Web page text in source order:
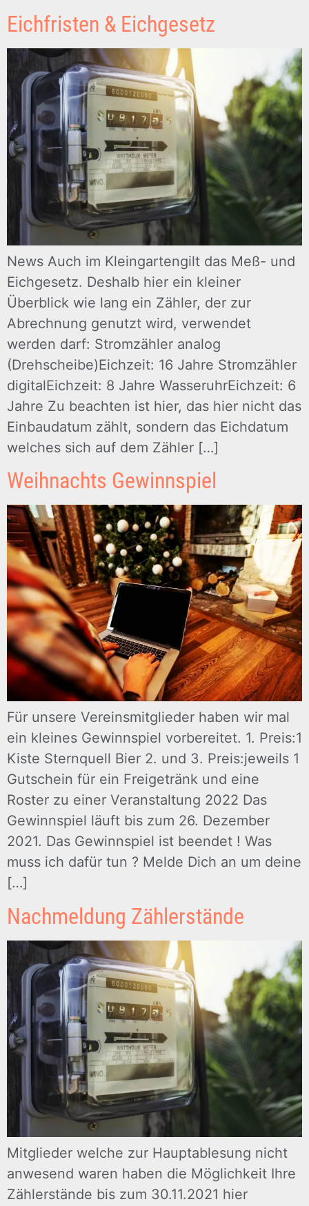
Eichfristen & Eichgesetz
News Auch im Kleingartengilt das Meß- und
Eichgesetz. Deshalb hier ein kleiner
Überblick wie lang ein Zähler, der zur
Abrechnung genutzt wird, verwendet
werden darf: Stromzähler analog
(Drehscheibe)Eichzeit: 16 Jahre Stromzähler
digitalEichzeit: 8 Jahre WasseruhrEichzeit: 6
Jahre Zu beachten ist hier, das hier nicht das
Einbaudatum zählt, sondern das Eichdatum
welches sich auf dem Zähler […]
Weihnachts Gewinnspiel
Für unsere Vereinsmitglieder haben wir mal
ein kleines Gewinnspiel vorbereitet. 1. Preis:1
Kiste Sternquell Bier 2. und 3. Preis:jeweils 1
Gutschein für ein Freigetränk und eine
Roster zu einer Veranstaltung 2022 Das
Gewinnspiel läuft bis zum 26. Dezember
2021. Das Gewinnspiel ist beendet ! Was
muss ich dafür tun ? Melde Dich an um deine
[…]
Nachmeldung Zählerstände
Mitglieder welche zur Hauptablesung nicht
anwesend waren haben die Möglichkeit Ihre
Zählerstände bis zum 30.11.2021 hier